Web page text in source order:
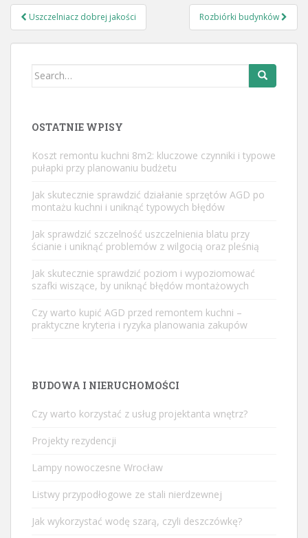
Nawigacja
wpisu
Uszczelniacz dobrej jakości Rozbiórki budynków
Search
OSTATNIE WPISY
Koszt remontu kuchni 8m2: kluczowe czynniki i typowe
pułapki przy planowaniu budżetu
Jak skutecznie sprawdzić działanie sprzętów AGD po
montażu kuchni i uniknąć typowych błędów
Jak sprawdzić szczelność uszczelnienia blatu przy
ścianie i uniknąć problemów z wilgocią oraz pleśnią
Jak skutecznie sprawdzić poziom i wypoziomować
szafki wiszące, by uniknąć błędów montażowych
Czy warto kupić AGD przed remontem kuchni –
praktyczne kryteria i ryzyka planowania zakupów
BUDOWA I NIERUCHOMOŚCI
Czy warto korzystać z usług projektanta wnętrz?
Projekty rezydencji
Lampy nowoczesne Wrocław
Listwy przypodłogowe ze stali nierdzewnej
Jak wykorzystać wodę szarą, czyli deszczówkę?